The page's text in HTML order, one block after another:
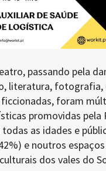
passando pela
literatura, fotografia,
foram
promovidas pela
as idades e
e noutros
dos vales do